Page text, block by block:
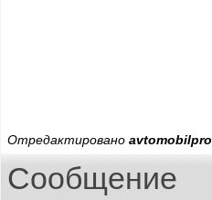
Отредактировано avtomobilpro
Сообщение